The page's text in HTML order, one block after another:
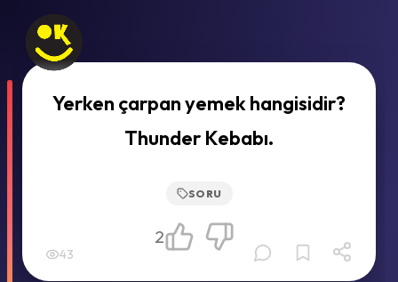
Yerken çarpan yemek hangisidir?
Thunder Kebabı.
SORU
43
2